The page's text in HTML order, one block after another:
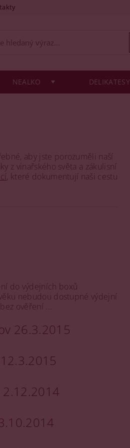
NEALKO DELIKATESY
aby jste porozuměli naší
z vinařského světa a zákulisní
, které dokumentují naši cestu
do výdejních boxů
nebudou dostupné výdejní
ověření ...
26.3.2015
2.12.2014